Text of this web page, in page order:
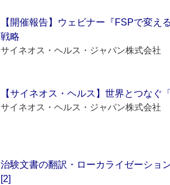
【開催報告】ウェビナー『FSPで変え
戦略
サイネオス・ヘルス・ジャパン株式会社
【サイネオス・ヘルス】世界とつな
サイネオス・ヘルス・ジャパン株式会社
治験文書の翻訳・ローカライゼーショ
[2]